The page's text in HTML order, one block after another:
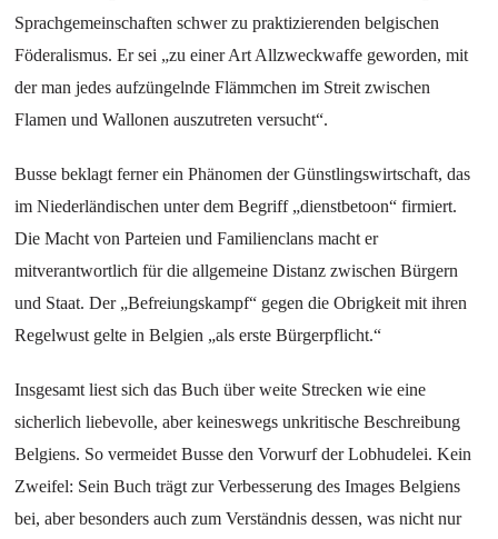
Sprachgemeinschaften schwer zu praktizierenden belgischen
Föderalismus. Er sei „zu einer Art Allzweckwaffe geworden, mit
der man jedes aufzüngelnde Flämmchen im Streit zwischen
Flamen und Wallonen auszutreten versucht“.
Busse beklagt ferner ein Phänomen der Günstlingswirtschaft, das
im Niederländischen unter dem Begriff „dienstbetoon“ firmiert.
Die Macht von Parteien und Familienclans macht er
mitverantwortlich für die allgemeine Distanz zwischen Bürgern
und Staat. Der „Befreiungskampf“ gegen die Obrigkeit mit ihren
Regelwust gelte in Belgien „als erste Bürgerpflicht.“
Insgesamt liest sich das Buch über weite Strecken wie eine
sicherlich liebevolle, aber keineswegs unkritische Beschreibung
Belgiens. So vermeidet Busse den Vorwurf der Lobhudelei. Kein
Zweifel: Sein Buch trägt zur Verbesserung des Images Belgiens
bei, aber besonders auch zum Verständnis dessen, was nicht nur